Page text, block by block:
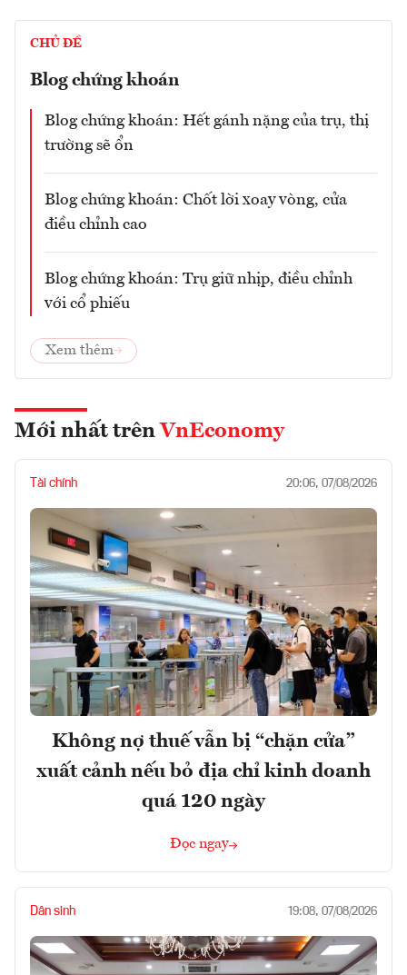
CHỦ ĐỀ
Blog chứng khoán
Blog chứng khoán: Hết gánh nặng của trụ, thị
trường sẽ ổn
Blog chứng khoán: Chốt lời xoay vòng, cửa
điều chỉnh cao
Blog chứng khoán: Trụ giữ nhịp, điều chỉnh
với cổ phiếu
Xem thêm
Mới nhất trên VnEconomy
Tài chính 20:06, 07/08/2026
Không nợ thuế vẫn bị “chặn cửa”
xuất cảnh nếu bỏ địa chỉ kinh doanh
quá 120 ngày
Đọc ngay
Dân sinh 19:08, 07/08/2026